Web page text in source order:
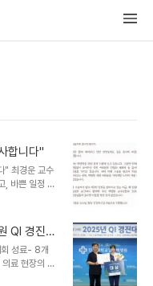
합니다"
" 최경운 교수
, 바쁜 일정 속
세심하게 돌
의 도움까지
진료를 받을
립니다. 또한
니다. 저는 백
변함없이 보
QI 경진대
성료- 8개
료 현장의 작
공유하는 자